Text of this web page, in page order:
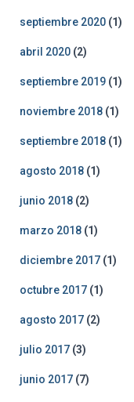
septiembre 2020 (1)
abril 2020 (2)
septiembre 2019 (1)
noviembre 2018 (1)
septiembre 2018 (1)
agosto 2018 (1)
junio 2018 (2)
marzo 2018 (1)
diciembre 2017 (1)
octubre 2017 (1)
agosto 2017 (2)
julio 2017 (3)
junio 2017 (7)